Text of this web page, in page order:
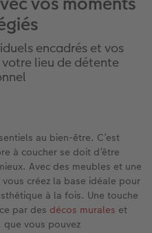
Bébé
commande
sur papier recyclé
dibond
Prestige
avec design
A4
A4 Panorama
carré
personnalisée
biométriques
des mères
le départ
mariés
encadrés et vos
lieu de détente
au bien-être. C’est
à coucher se doit d’être
Avec des meubles et une
créez la base idéale pour
à la fois. Une touche
par des décos murales et
que vous pouvez